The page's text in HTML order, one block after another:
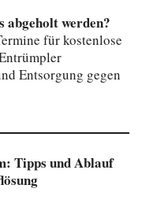
abgeholt werden?
für kostenlose
Entsorgung gegen
Tipps und Ablauf